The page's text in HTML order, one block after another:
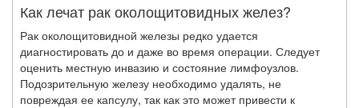
Как лечат рак околощитовидных желез?
Рак околощитовидной железы редко удается
диагностировать до и даже во вре­мя операции. Следует
оценить местную инвазию и состояние лимфоузлов.
Подозри­тельную железу необходимо удалять, не
повреждая ее капсулу, так как это может привести к